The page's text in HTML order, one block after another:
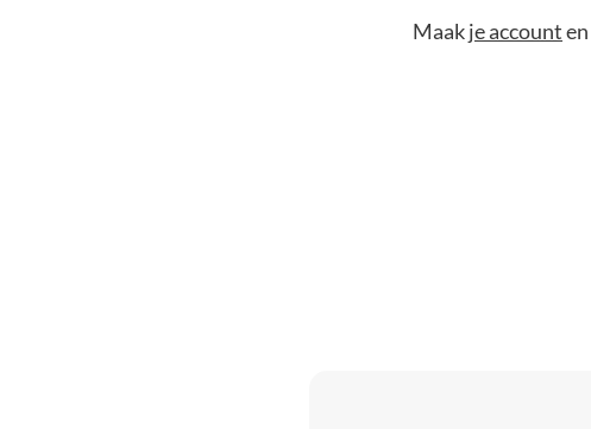
Maakje account